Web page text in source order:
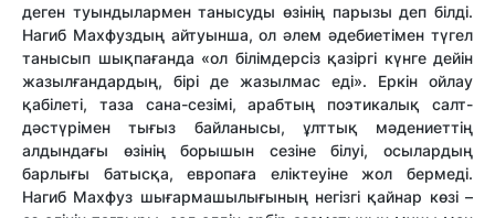
деген туындылармен танысуды өзінің парызы деп білді.
Нагиб Махфуздың айтуынша, ол әлем әдебиетімен түгел
танысып шықпағанда «ол білімдерсіз қазіргі күнге дейін
жазылғандардың, бірі де жазылмас еді». Еркін ойлау
қабілеті, таза сана-сезімі, арабтың поэтикалық салт-
дәстүрімен тығыз байланысы, ұлттық мәдениеттің
алдындағы өзінің борышын сезіне білуі, осылардың
барлығы батысқа, европаға еліктеуіне жол бермеді.
Нагиб Махфуз шығармашылығының негізгі қайнар көзі –